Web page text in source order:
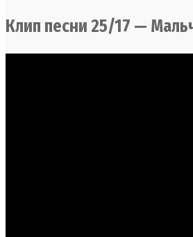
Клип песни 25/17 —